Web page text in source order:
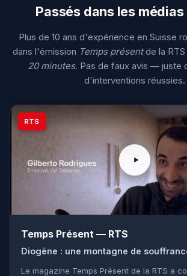
Passés dans les
Plus de 10 ans d'expérience en Suisse
dans l'émission Temps présentde la RTS
20 minutes. Pas de faux avis — juste
d'interventions réussies.
RTS
Temps Présent — RTS
Diogène : une montagne de
Le magazine Temps Présent de la RTS a